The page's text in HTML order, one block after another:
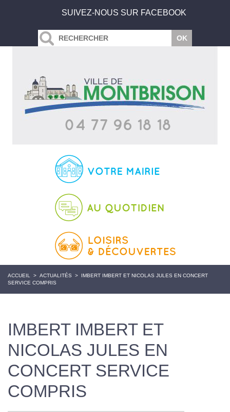
SUIVEZ-NOUS SUR FACEBOOK
ACCUEIL > ACTUALITÉS >
IMBERT IMBERT ET NICOLAS JULES EN CONCERT
SERVICE COMPRIS
IMBERT IMBERT ET
NICOLAS JULES EN
CONCERT SERVICE
COMPRIS